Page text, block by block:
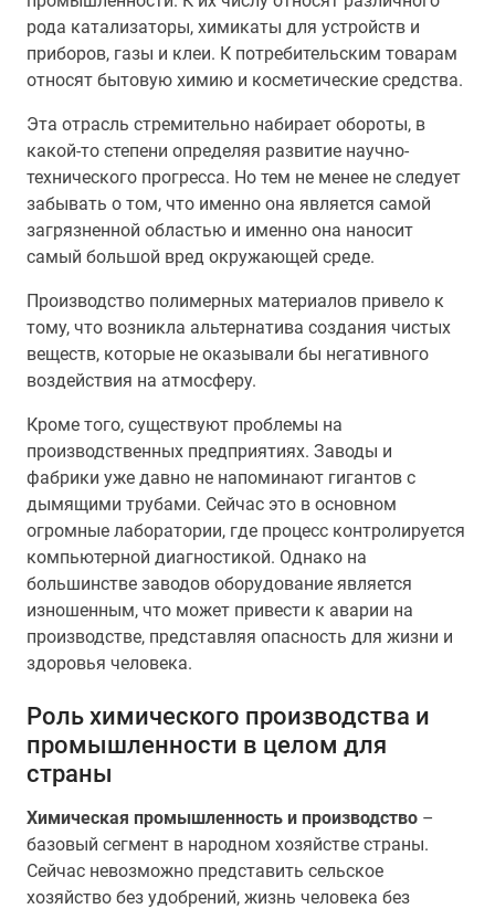
рода катализаторы, химикаты для устройств и
приборов, газы и клеи. К потребительским товарам
относят бытовую химию и косметические средства.
Эта отрасль стремительно набирает обороты, в
какой-то степени определяя развитие научно-
технического прогресса. Но тем не менее не следует
забывать о том, что именно она является самой
загрязненной областью и именно она наносит
самый большой вред окружающей среде.
Производство полимерных материалов привело к
тому, что возникла альтернатива создания чистых
веществ, которые не оказывали бы негативного
воздействия на атмосферу.
Кроме того, существуют проблемы на
производственных предприятиях. Заводы и
фабрики уже давно не напоминают гигантов с
дымящими трубами. Сейчас это в основном
огромные лаборатории, где процесс контролируется
компьютерной диагностикой. Однако на
большинстве заводов оборудование является
изношенным, что может привести к аварии на
производстве, представляя опасность для жизни и
здоровья человека.
Роль химического производства и
промышленности в целом для
страны
Химическая промышленность и производство –
базовый сегмент в народном хозяйстве страны.
Сейчас невозможно представить сельское
хозяйство без удобрений, жизнь человека без